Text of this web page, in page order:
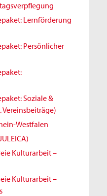
Lernförderung
Persönlicher
Soziale &
Vereinsbeiträge)
Westfalen
Kulturarbeit –
Kulturarbeit –